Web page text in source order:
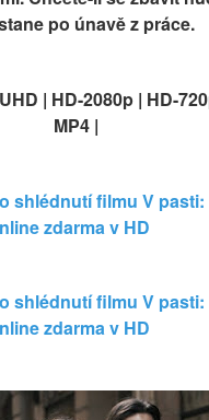
po únavě z práce.
| HD-2080p | HD-
MP4 |
shlédnutí filmu V
zdarma v HD
shlédnutí filmu V
zdarma v HD